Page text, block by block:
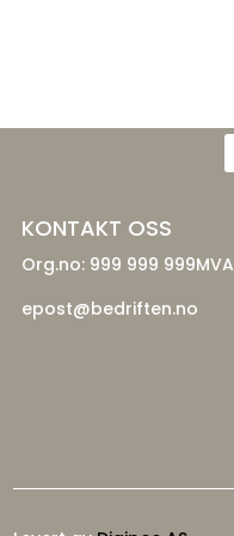
KONTAKT OSS
Org.no: 999 999 999MVA
epost@bedriften.no